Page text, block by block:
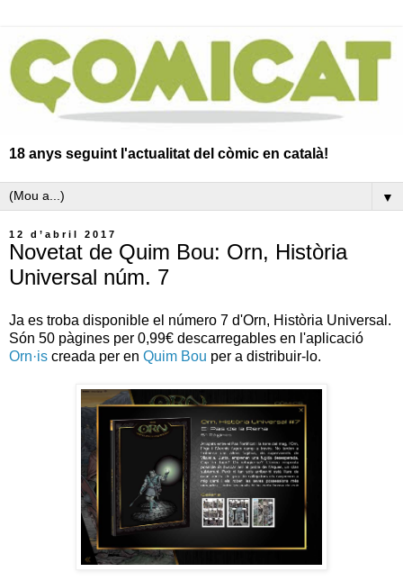
18 anys seguint l'actualitat del còmic en català!
▼
12 d’abril 2017
Novetat de Quim Bou: Orn, Història
Universal núm. 7
Ja es troba disponible el número 7 d'Orn, Història Universal.
Són 50 pàgines per 0,99€ descarregables en l'aplicació
Orn·is creada per en Quim Bou per a distribuir-lo.